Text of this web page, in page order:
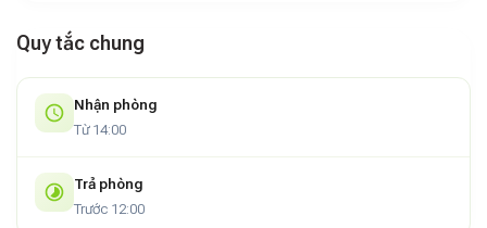
Quy tắc chung
Nhận phòng
Từ 14:00
Trả phòng
Trước 12:00